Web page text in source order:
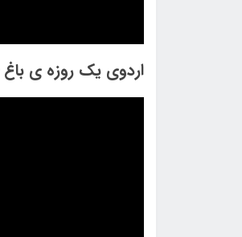
اردوی یک روزه ی باغ